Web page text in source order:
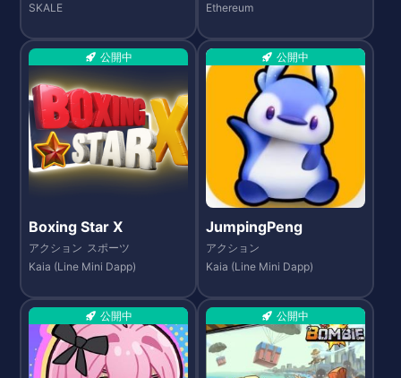
SKALE
Ethereum
公開中
Boxing Star X
アクション スポーツ
Kaia (Line Mini Dapp)
公開中
JumpingPeng
アクション
Kaia (Line Mini Dapp)
公開中 公開中